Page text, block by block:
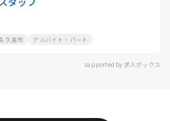
久喜市 アルバイト・パート
supported by 求人ボックス